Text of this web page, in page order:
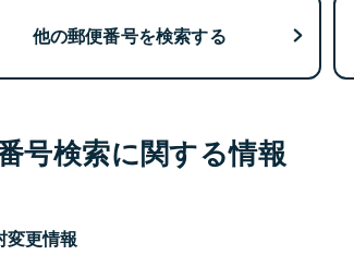
他の郵便番号を検索する
号検索に関する情報
変更情報